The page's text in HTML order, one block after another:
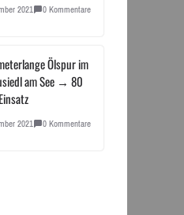
2021 0 Kommentare
Ölspur im
am See → 80
2021 0 Kommentare